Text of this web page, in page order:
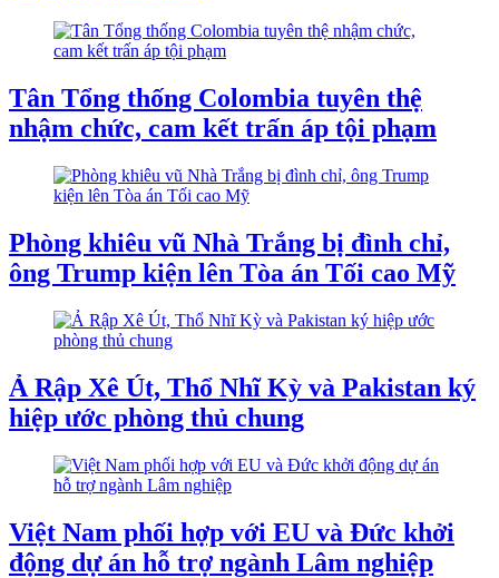
Tân Tổng thống Colombia tuyên thệ
nhậm chức, cam kết trấn áp tội phạm
Phòng khiêu vũ Nhà Trắng bị đình chỉ,
ông Trump kiện lên Tòa án Tối cao Mỹ
Ả Rập Xê Út, Thổ Nhĩ Kỳ và Pakistan ký
hiệp ước phòng thủ chung
Việt Nam phối hợp với EU và Đức khởi
động dự án hỗ trợ ngành Lâm nghiệp